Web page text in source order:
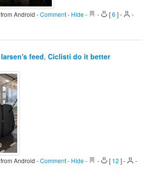
from Android -Comment- Hide - - [6 ]-
-
larsen's feed, Ciclisti do it better
from Android -Comment- Hide - - [ 12 ]-
-